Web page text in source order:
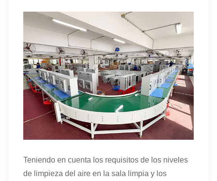
Teniendo en cuenta los requisitos de los niveles
de limpieza del aire en la sala limpia y los